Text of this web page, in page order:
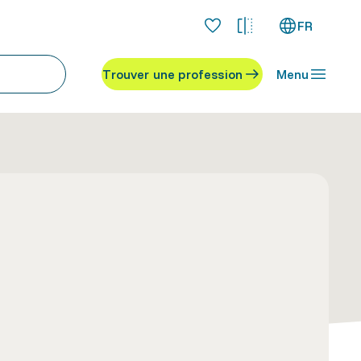
FR
Trouver une profession Menu